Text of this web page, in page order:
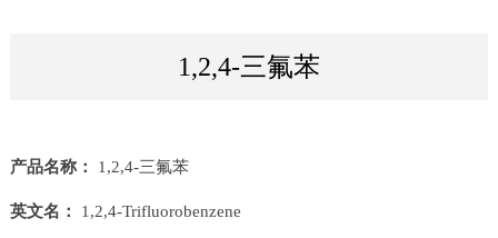
1,2,4-三氟苯
产品名称： 1,2,4-三氟苯
英文名： 1,2,4-Trifluorobenzene